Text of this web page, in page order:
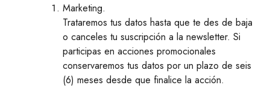
Marketing.
Trataremos tus datos hasta que te des de baja
o canceles tu suscripción a la newsletter. Si
participas en acciones promocionales
conservaremos tus datos por un plazo de seis
(6) meses desde que finalice la acción.